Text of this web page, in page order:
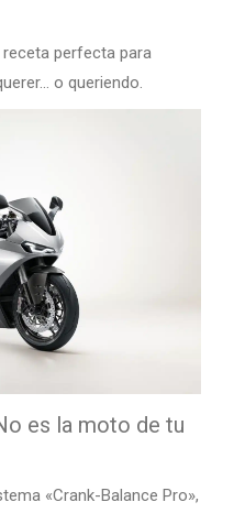
receta perfecta para
o queriendo.
es la moto de tu
«Crank-Balance Pro»,